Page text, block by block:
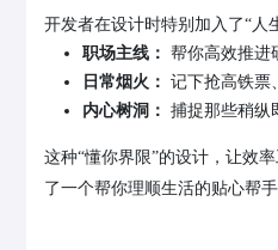
开发者在设计时特别加入了“人
职场主线： 帮你高效推进
日常烟火： 记下抢高铁票
内心树洞： 捕捉那些稍纵
这种“懂你界限”的设计，让效
了一个帮你理顺生活的贴心帮手